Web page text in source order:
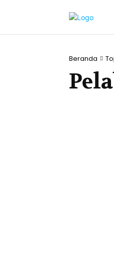
Beranda